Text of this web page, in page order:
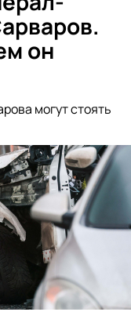
он
могут стоять